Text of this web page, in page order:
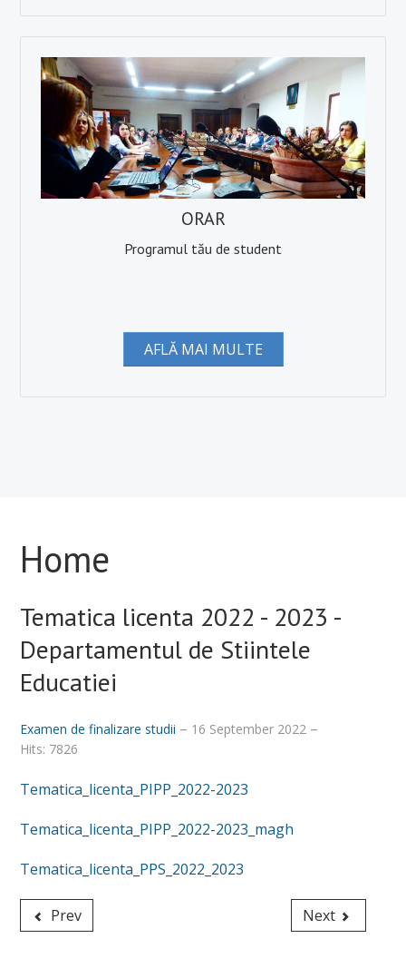
ORAR
Programul tău de student
AFLĂ MAI MULTE
Home
Tematica licenta 2022 - 2023 -
Departamentul de Stiintele
Educatiei
Examen de finalizare studii
16 September 2022
Hits: 7826
Tematica_licenta_PIPP_2022-2023
Tematica_licenta_PIPP_2022-2023_magh
Tematica_licenta_PPS_2022_2023
Prev Next